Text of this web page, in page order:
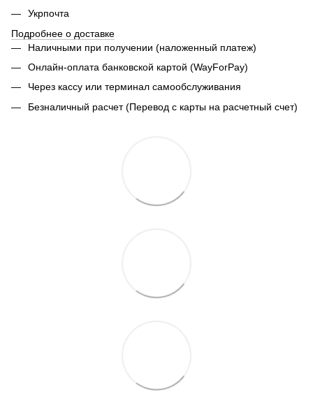
Укрпочта
Подробнее о доставке
Наличными при получении (наложенный платеж)
Онлайн-оплата банковской картой (WayForPay)
Через кассу или терминал самообслуживания
Безналичный расчет (Перевод с карты на расчетный счет)